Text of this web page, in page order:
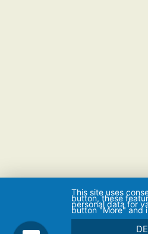
This site uses
button, these
personal data for
button "More" and